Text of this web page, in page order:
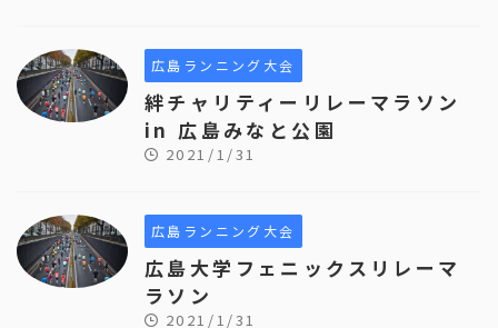
広島ランニング大会
絆チャリティーリレーマラソン
in 広島みなと公園
2021/1/31
広島ランニング大会
広島大学フェニックスリレーマ
ラソン
2021/1/31